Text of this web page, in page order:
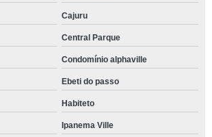
Cajuru
Central Parque
Condomínio alphaville
Ebeti do passo
Habiteto
Ipanema Ville